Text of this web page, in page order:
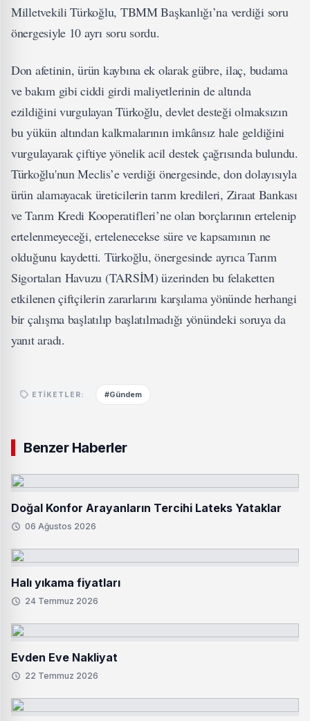
Milletvekili Türkoğlu, TBMM Başkanlığı’na verdiği soru
önergesiyle 10 ayrı soru sordu.
Don afetinin, ürün kaybına ek olarak gübre, ilaç, budama
ve bakım gibi ciddi girdi maliyetlerinin de altında
ezildiğini vurgulayan Türkoğlu, devlet desteği olmaksızın
bu yükün altından kalkmalarının imkânsız hale geldiğini
vurgulayarak çiftiye yönelik acil destek çağrısında bulundu.
Türkoğlu'nun Meclis’e verdiği önergesinde, don dolayısıyla
ürün alamayacak üreticilerin tarım kredileri, Ziraat Bankası
ve Tarım Kredi Kooperatifleri’ne olan borçlarının ertelenip
ertelenmeyeceği, ertelenecekse süre ve kapsamının ne
olduğunu kaydetti. Türkoğlu, önergesinde ayrıca Tarım
Sigortaları Havuzu (TARSİM) üzerinden bu felaketten
etkilenen çiftçilerin zararlarını karşılama yönünde herhangi
bir çalışma başlatılıp başlatılmadığı yönündeki soruya da
yanıt aradı.
ETIKETLER: #Gündem
Benzer Haberler
Doğal Konfor Arayanların Tercihi Lateks Yataklar
06 Ağustos 2026
Halı yıkama fiyatları
24 Temmuz 2026
Evden Eve Nakliyat
22 Temmuz 2026